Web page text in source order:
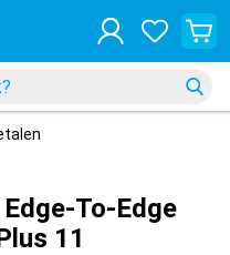
To-Edge
11